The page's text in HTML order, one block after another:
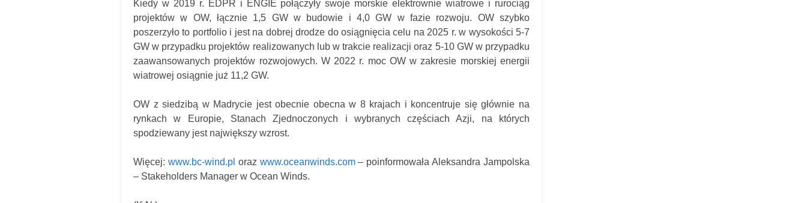
Kiedy w 2019 r. EDPR i ENGIE połączyły swoje morskie elektrownie wiatrowe i rurociąg
projektów w OW, łącznie 1,5 GW w budowie i 4,0 GW w fazie rozwoju. OW szybko
poszerzyło to portfolio i jest na dobrej drodze do osiągnięcia celu na 2025 r. w wysokości 5-7
GW w przypadku projektów realizowanych lub w trakcie realizacji oraz 5-10 GW w przypadku
zaawansowanych projektów rozwojowych. W 2022 r. moc OW w zakresie morskiej energii
wiatrowej osiągnie już 11,2 GW.
OW z siedzibą w Madrycie jest obecnie obecna w 8 krajach i koncentruje się głównie na
rynkach w Europie, Stanach Zjednoczonych i wybranych częściach Azji, na których
spodziewany jest największy wzrost.
Więcej: www.bc-wind.pl oraz www.oceanwinds.com– poinformowała Aleksandra Jampolska
– Stakeholders Manager w Ocean Winds.